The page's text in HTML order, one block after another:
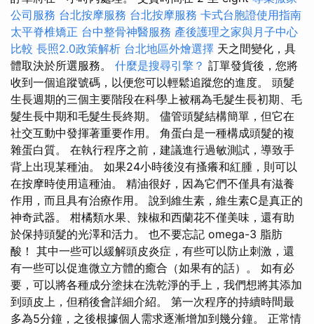
公司服務 台北按摩服務 台北按摩服務 卡式台胞證使用指南
太平脊椎矯正 台中整骨神醫服務 產後護理之家與月子中心
比較 長照2.0政策解析 台北地區外燴選擇 天之間變化，具
體取決於所選服務。 什麼是搜尋引擎？ 訂單發貨後，您將
收到一個追蹤號碼，以便您可以輕鬆追蹤您的進度。 頭髮
生長週期的三個主要階段在科學上被稱為毛髮生長初期、毛
髮生長中期和毛髮生長終期。 儘管頭髮結構簡單，但它在
社交互動中發揮著重要作用。 角蛋白是一種構成頭髮的複
雜蛋白質。 在執行程序之前，建議進行過敏測試，導致手
背上出現某種油。 如果24小時後沒有搔癢和紅腫，則可以
在按摩時使用這種油。 精油很好，因為它們不僅具有滋養
作用，而且具有治療作用。 說到維生素，維生素C是真正的
神奇武器。 柑橘類水果、辣椒和西蘭花不僅美味，還有助
於保持頭髮的光澤和活力。 也不要忘記 omega-3 脂肪
酸！ 其中一些可以緩解頭皮炎症，有些可以防止刺激，還
有一些可以促進微立方體的癒合（如果有的話）。 如有必
要，可以將各種成分塗抹在洗乾淨的手上，我們想將其添加
到頭皮上，但稍後會詳細介紹。 第一次程序的持續時間最
多為5分鐘，之後根據個人需求逐漸增加到幾分鐘。 正常情